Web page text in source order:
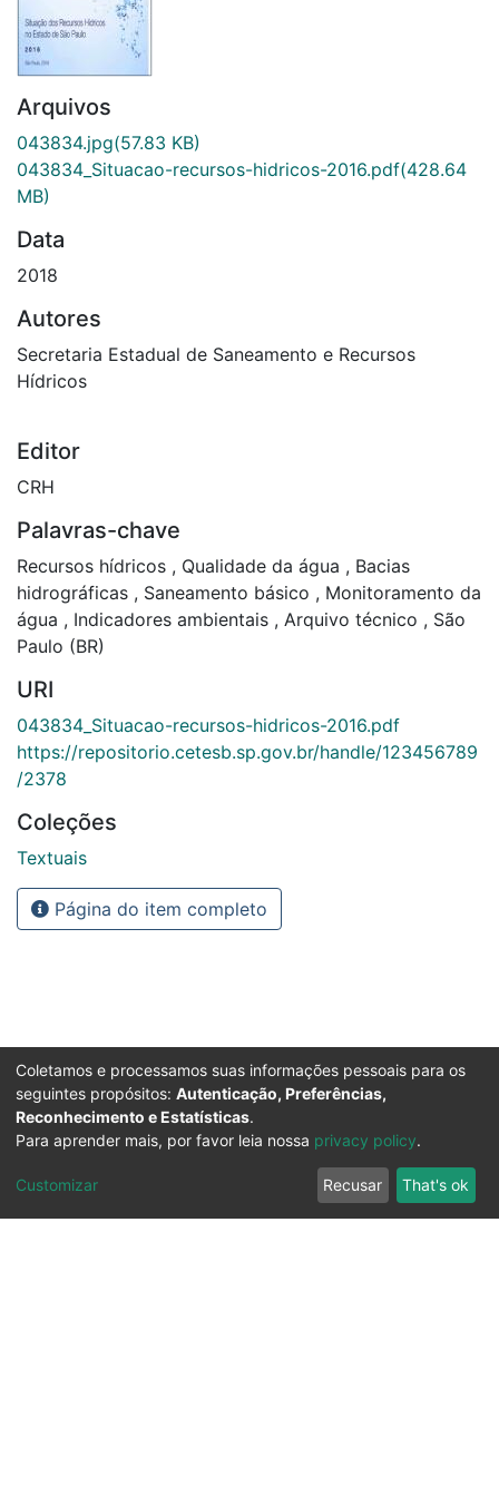
Arquivos
043834.jpg(57.83 KB)
043834_Situacao-recursos-hidricos-2016.pdf(428.64
MB)
Data
2018
Autores
Secretaria Estadual de Saneamento e Recursos
Hídricos
Editor
CRH
Palavras-chave
Recursos hídricos , Qualidade da água , Bacias
hidrográficas , Saneamento básico , Monitoramento da
água , Indicadores ambientais , Arquivo técnico , São
Paulo (BR)
URI
043834_Situacao-recursos-hidricos-2016.pdf
https://repositorio.cetesb.sp.gov.br/handle/123456789
/2378
Coleções
Textuais
Página do item completo
Coletamos e processamos suas informações pessoais para os
seguintes propósitos: Autenticação, Preferências,
Reconhecimento e Estatísticas.
Para aprender mais, por favor leia nossa privacy policy.
Customizar Recusar That's ok